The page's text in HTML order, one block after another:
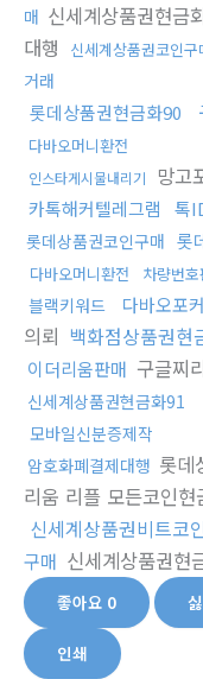
매 신세계상품권현금
대행
신세계상품권코인구
거래
롯데상품권현금화90
다바오머니환전
인스타게시물내리기 망고
카톡해커텔레그램 톡
롯데상품권코인구매 롯
다바오머니환전 차량번호
블랙키워드 다바오포
의뢰 백화점상품권현
이더리움판매 구글찌
신세계상품권현금화91
모바일신분증제작
암호화폐결제대행 롯데
리움 리플 모든코인현
신세계상품권비트코
구매 신세계상품권현
좋아요 0
인쇄